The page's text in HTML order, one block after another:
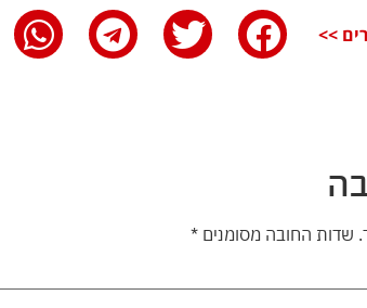
>>
שדות החובה מסומנים *